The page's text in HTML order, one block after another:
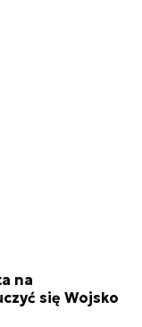
na
się Wojsko